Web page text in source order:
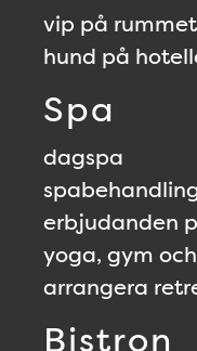
vip på rummet
hund på
Spa
dagspa
erbjudanden
yoga, gym
arrangera
Bistron